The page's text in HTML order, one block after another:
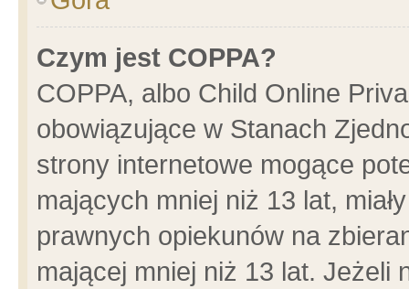
Czym jest COPPA?
COPPA, albo Child Online
obowiązujące w Stanach
strony internetowe mogące
mających mniej niż 13 lat,
prawnych opiekunów na
mającej mniej niż 13 lat. Jeżeli